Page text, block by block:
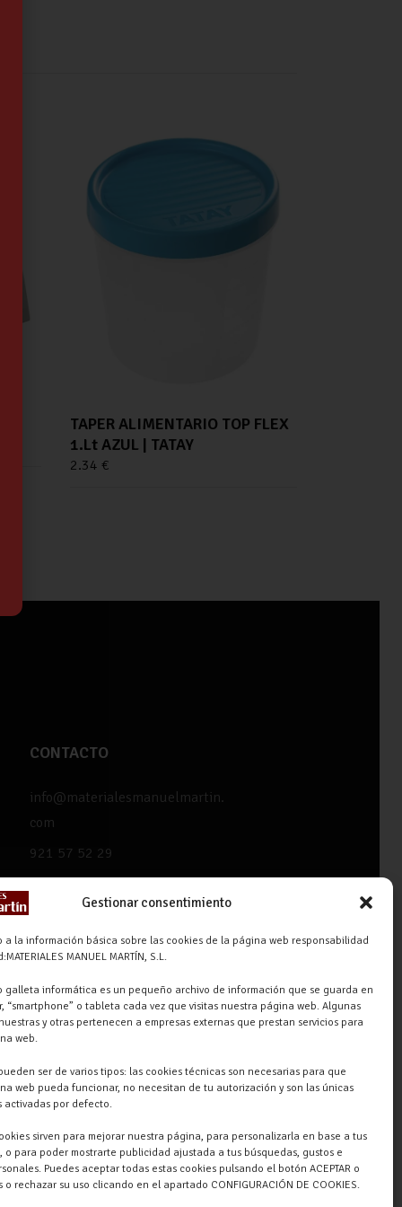
Gestionar consentimiento
a la información básica sobre las cookies de la página web responsabilidad
MANUEL MARTÍN, S.L.
galleta informática es un pequeño archivo de información que se guarda en
“smartphone” o tableta cada vez que visitas nuestra página web. Algunas
y otras pertenecen a empresas externas que prestan servicios para
web.
ser de varios tipos: las cookies técnicas son necesarias para que
web pueda funcionar, no necesitan de tu autorización y son las únicas
activadas por defecto.
sirven para mejorar nuestra página, para personalizarla en base a tus
o para poder mostrarte publicidad ajustada a tus búsquedas, gustos e
Puedes aceptar todas estas cookies pulsando el botón ACEPTAR o
rechazar su uso clicando en el apartado CONFIGURACIÓN DE COOKIES.
TAPER ALIMENTARIO TOP FLEX
1.Lt AZUL | TATAY
2.34 €
CONTACTO
info@materialesmanuelmartin.
com
921 57 52 29
Turégano-Navas de Oro, 47,
40280 Navalmanzano, Segovia,
ESPAÑA